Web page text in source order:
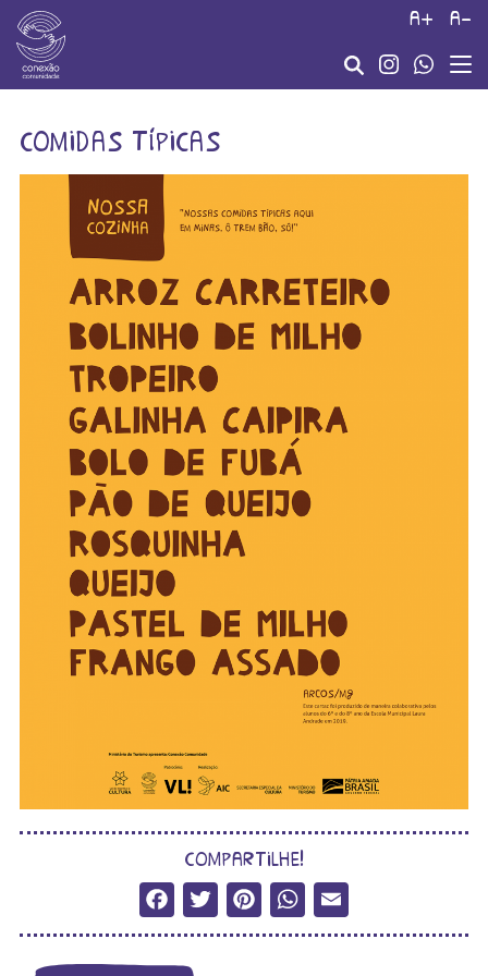
a+ a-
comidas típicas
compartilhe!
Facebook
Twitter
Pinterest
WhatsApp